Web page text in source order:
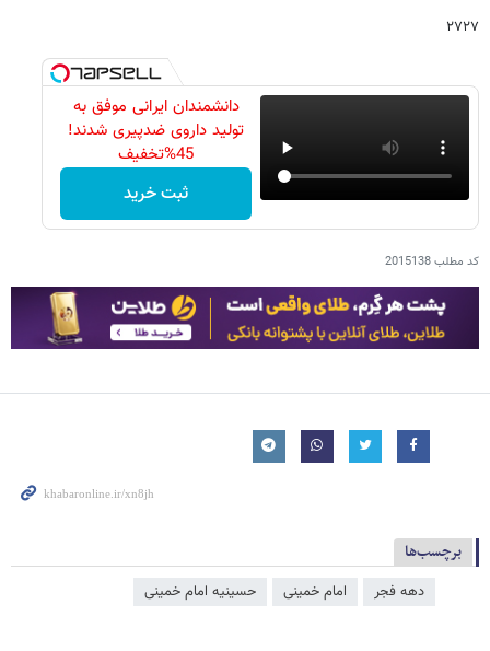
۲۷۲۷
دانشمندان ایرانی موفق به
تولید داروی ضدپیری شدند!
45%تخفیف
ثبت خرید
کد مطلب2015138
برچسب‌ها
دهه فجر امام خمینی حسینیه امام خمینی